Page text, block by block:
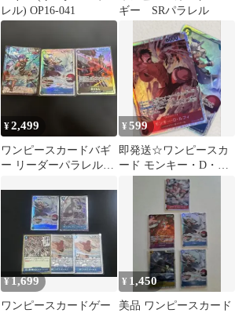
レル) OP16-041
ギー SRパラレル
¥2,499
ワンピースカードバギ
ー リーダーパラレル
¥599
即発送☆ワンピースカ
ード モンキー・D・ル
フィ バギー 決戦の刻 2
枚セットSR
¥1,699
ワンピースカードゲー
¥ 1,450
美品 ワンピースカード